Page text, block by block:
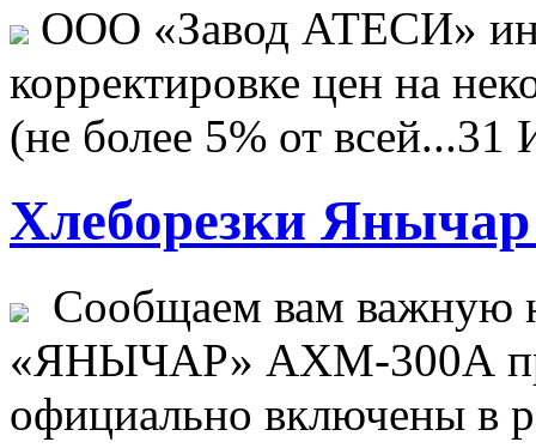
ООО «Завод АТЕСИ»
корректировке цен на
(не более 5% от всей...31
Хлеборезки Янычар
Сообщаем вам важную
«ЯНЫЧАР» АХМ-300А
официально включены в